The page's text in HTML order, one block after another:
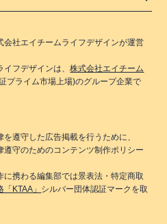
会社エイチームライフデザインが運営
イフデザインは、株式会社エイチーム
プライム市場上場)のグループ企業で
を遵守した広告掲載を行うために、
遵守のためのコンテンツ制作ポリシー
に携わる編集部では景表法・特定商取
KTAA」 シルバー団体認証マークを取